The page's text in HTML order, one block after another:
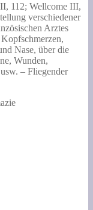
112; Wellcome III,
verschiedener
Arztes
Nase, über die
Wunden,
– Fliegender